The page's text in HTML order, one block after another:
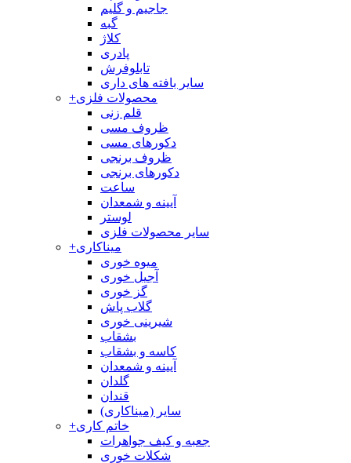
جاجیم و گلیم
گبه
کلاژ
پادری
تابلوفرش
سایر بافته های داری
+محصولات فلزی
قلم زنی
ظروف مسی
دکورهای مسی
ظروف برنجی
دکورهای برنجی
ساعت
آیینه و شمعدان
لوستر
سایر محصولات فلزی
+میناکاری
میوه خوری
آجیل خوری
گز خوری
گلاب پاش
شیرینی خوری
بشقاب
کاسه و بشقاب
آیینه و شمعدان
گلدان
قندان
سایر (میناکاری)
+خاتم کاری
جعبه و کیف جواهرات
شکلات خوری